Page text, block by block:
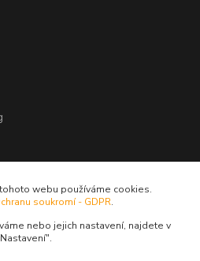
webu používáme cookies.
soukromí - GDPR.
nebo jejich nastavení, najdete v
astavení".